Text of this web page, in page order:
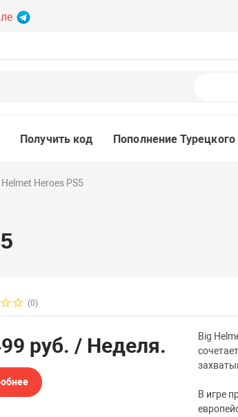
Получить код Пополнение Турецкого
Heroes PS5
(0)
руб. / Неделя.
Big
В игре